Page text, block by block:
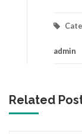
admin
Related